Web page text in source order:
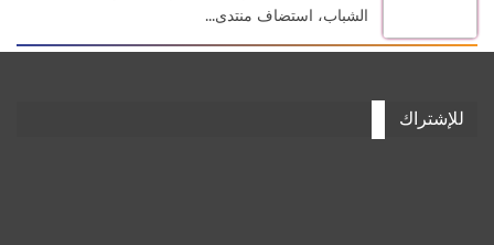
الشباب، استضاف منتدى...
للإشتراك